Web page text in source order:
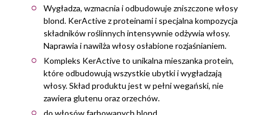
Wygładza, wzmacnia i odbudowuje zniszczone włosy
blond. KerActive z proteinami i specjalna kompozycja
składników roślinnych intensywnie odżywia włosy.
Naprawia i nawilża włosy osłabione rozjaśnianiem.
Kompleks KerActive to unikalna mieszanka protein,
które odbudowują wszystkie ubytki i wygładzają
włosy. Skład produktu jest w pełni wegański, nie
zawiera glutenu oraz orzechów.
do włosów farbowanych blond